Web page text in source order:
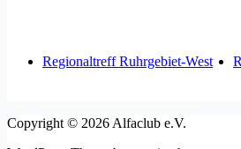
Regionaltreff Ruhrgebiet-West
Copyright © 2026 Alfaclub e.V.